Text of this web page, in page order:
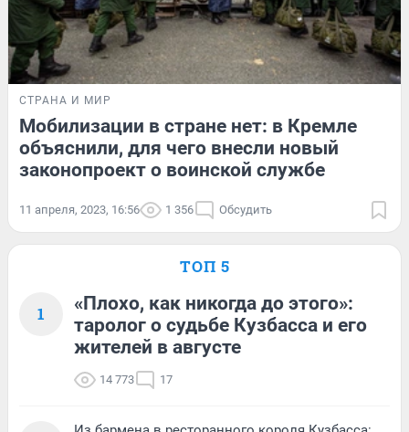
СТРАНА И МИР
Мобилизации в стране нет: в Кремле
объяснили, для чего внесли новый
законопроект о воинской службе
11 апреля, 2023, 16:56 1 356 Обсудить
ТОП 5
1
«Плохо, как никогда до этого»:
таролог о судьбе Кузбасса и его
жителей в августе
14 773 17